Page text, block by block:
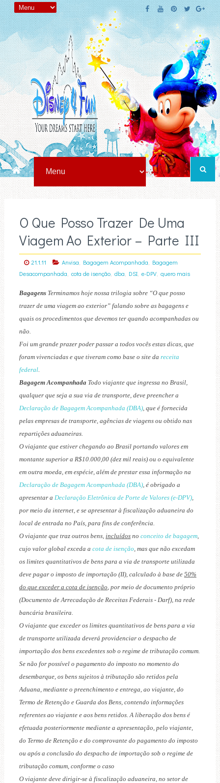
O Que Posso Trazer De Uma
Viagem Ao Exterior – Parte III
21.1.11 Anvisa Bagagem Acompanhada
Bagagem
Desacompanhada cota de isenção, dba DSI, e-DPV, quero mais
Bagagens Terminamos hoje nossa trilogia sobre “O que posso
trazer de uma viagem ao exterior” falando sobre as bagagens e
quais os procedimentos que devemos ter quando acompanhadas ou
não.
Foi um grande prazer poder passar a todos vocês estas dicas, que
foram vivenciadas e que tiveram como base o site da receita
federal.
Bagagem Acompanhada Todo viajante que ingressa no Brasil,
qualquer que seja a sua via de transporte, deve preencher a
Declaração de Bagagem Acompanhada (DBA), que é fornecida
pelas empresas de transporte, agências de viagens ou obtido nas
repartições aduaneiras.
O viajante que estiver chegando ao Brasil portando valores em
montante superior a R$10.000,00 (dez mil reais) ou o equivalente
em outra moeda, em espécie, além de prestar essa informação na
Declaração de Bagagem Acompanhada (DBA), é obrigado a
apresentar a Declaração Eletrônica de Porte de Valores (e-DPV),
por meio da internet, e se apresentar à fiscalização aduaneira do
local de entrada no País, para fins de conferência.
O viajante que traz outros bens, incluídosno conceito de bagagem,
cujo valor global exceda a cota de isenção, mas que não excedam
os limites quantitativos de bens para a via de transporte utilizada
deve pagar o imposto de importação (II), calculado à base de 50%
do que exceder a cota de isenção, por meio de documento próprio
(Documento de Arrecadação de Receitas Federais - Darf), na rede
bancária brasileira.
O viajante que exceder os limites quantitativos de bens para a via
de transporte utilizada deverá providenciar o despacho de
importação dos bens excedentes sob o regime de tributação comum.
Se não for possível o pagamento do imposto no momento do
desembarque, os bens sujeitos à tributação são retidos pela
Aduana, mediante o preenchimento e entrega, ao viajante, do
Termo de Retenção e Guarda dos Bens, contendo informações
referentes ao viajante e aos bens retidos. A liberação dos bens é
efetuada posteriormente mediante a apresentação, pelo viajante,
do Termo de Retenção e do comprovante do pagamento do imposto
ou após a conclusão do despacho de importação sob o regime de
tributação comum, conforme o caso
O viajante deve dirigir-se à fiscalização aduaneira, no setor de